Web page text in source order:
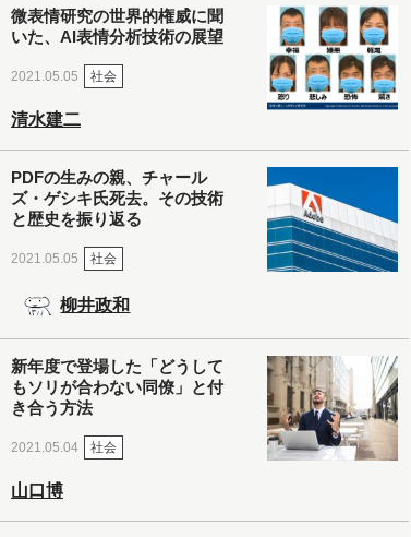
微表情研究の世界的権威に聞
いた、AI表情分析技術の展望
2021.05.05 社会
清水建二
PDFの生みの親、チャール
ズ・ゲシキ氏死去。その技術
と歴史を振り返る
2021.05.05 社会
柳井政和
新年度で登場した「どうして
もソリが合わない同僚」と付
き合う方法
2021.05.04 社会
山口博